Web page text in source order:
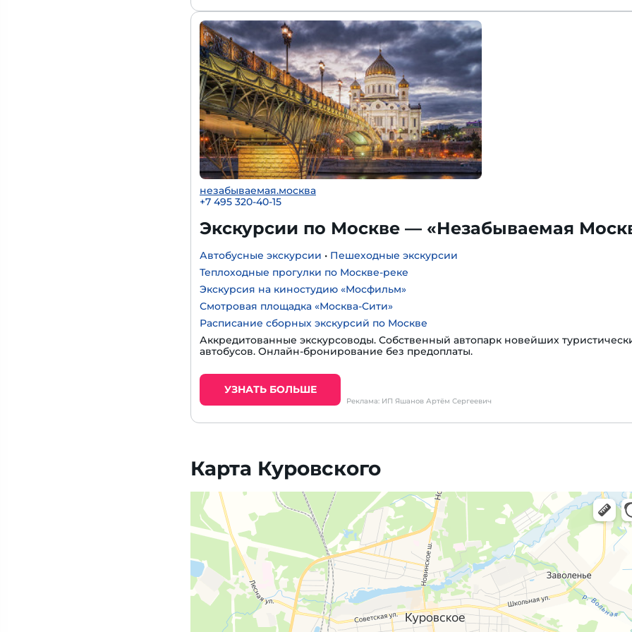
незабываемая.москва
+7 495 320-40-15
Экскурсии по Москве — «Незабываемая
Автобусные экскурсии • Пешеходные экскурсии
Теплоходные прогулки по Москве-реке
Экскурсия на киностудию «Мосфильм»
Смотровая площадка «Москва-Сити»
Расписание сборных экскурсий по Москве
Аккредитованные экскурсоводы. Собственный автопарк новейших
автобусов. Онлайн-бронирование без предоплаты.
УЗНАТЬ БОЛЬШЕ
Реклама: ИП Яшанов Артём Сергеевич
Карта Куровского
Яндекс Карты — транспорт, навигация, поиск мест